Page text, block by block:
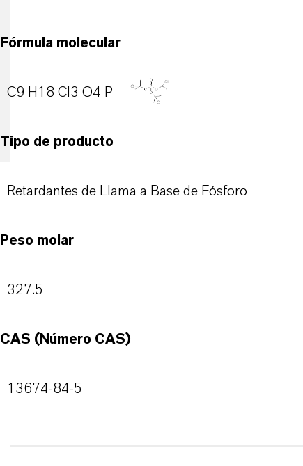
Fórmula molecular
C9 H18 Cl3 O4 P
Tipo de producto
Retardantes de Llama a Base de Fósforo
Peso molar
327.5
CAS (Número CAS)
13674-84-5